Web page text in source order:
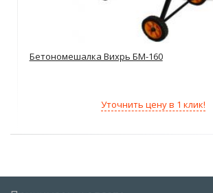
Бетономешалка Вихрь БМ-160
Уточнить цену в 1 клик!